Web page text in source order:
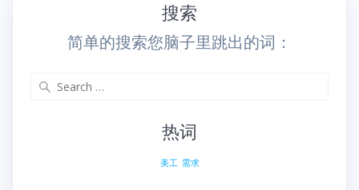
搜索
简单的搜索您脑子里跳出的词：
热词
美工 需求